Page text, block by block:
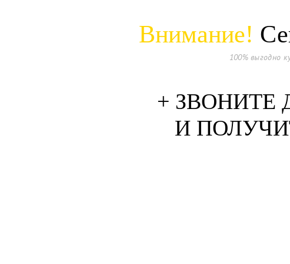
Внимание!
100% выгодно
+ ЗВОНИТЕ
И